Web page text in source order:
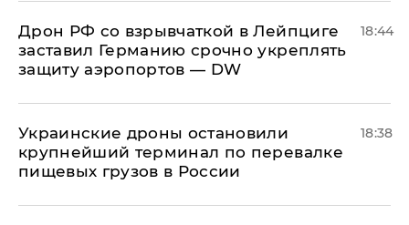
​Дрон РФ со взрывчаткой в Лейпциге
заставил Германию срочно укреплять
защиту аэропортов — DW
18:44
Украинские дроны остановили
крупнейший терминал по перевалке
пищевых грузов в России
18:38